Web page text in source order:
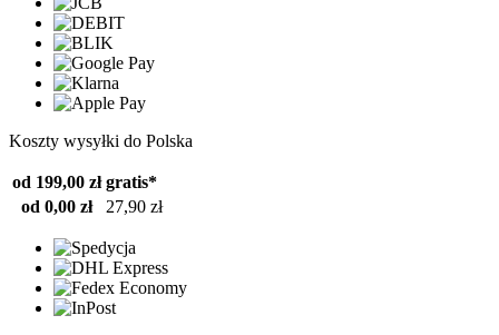
Koszty wysyłki do Polska
od 199,00 zł gratis*
od 0,00 zł
27,90 zł